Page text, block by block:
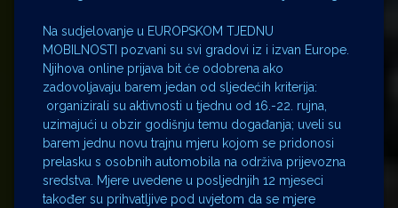
Na sudjelovanje u EUROPSKOM TJEDNU
MOBILNOSTI pozvani su svi gradovi iz i izvan Europe.
Njihova online prijava bit će odobrena ako
zadovoljavaju barem jedan od sljedećih kriterija:
organizirali su aktivnosti u tjednu od 16.-22. rujna,
uzimajući u obzir godišnju temu događanja; uveli su
barem jednu novu trajnu mjeru kojom se pridonosi
prelasku s osobnih automobila na održiva prijevozna
sredstva. Mjere uvedene u posljednjih 12 mjeseci
također su prihvatljive pod uvjetom da se mjere